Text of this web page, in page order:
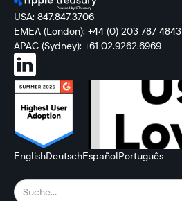
USA: 847.847.3706
EMEA (London): +44 (0) 203 787 4843
APAC (Sydney): +61 02.9262.6969
EnglishDeutschEspañolPortuguês